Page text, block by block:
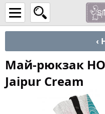
‹
Май-рюкзак
Jaipur Cream